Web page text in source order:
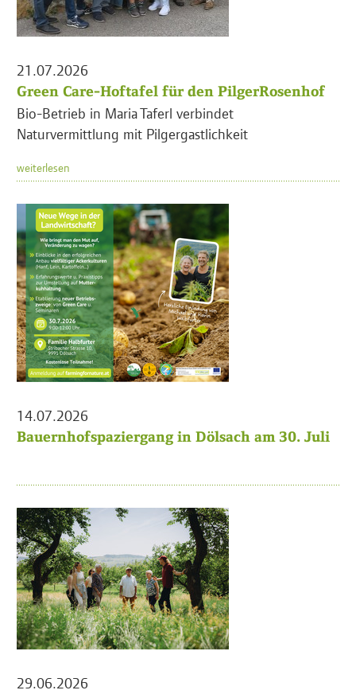
21.07.2026
Green Care-Hoftafel für den PilgerRosenhof
Bio-Betrieb in Maria Taferl verbindet
Naturvermittlung mit Pilgergastlichkeit
weiterlesen
14.07.2026
Bauernhofspaziergang in Dölsach am 30. Juli
29.06.2026